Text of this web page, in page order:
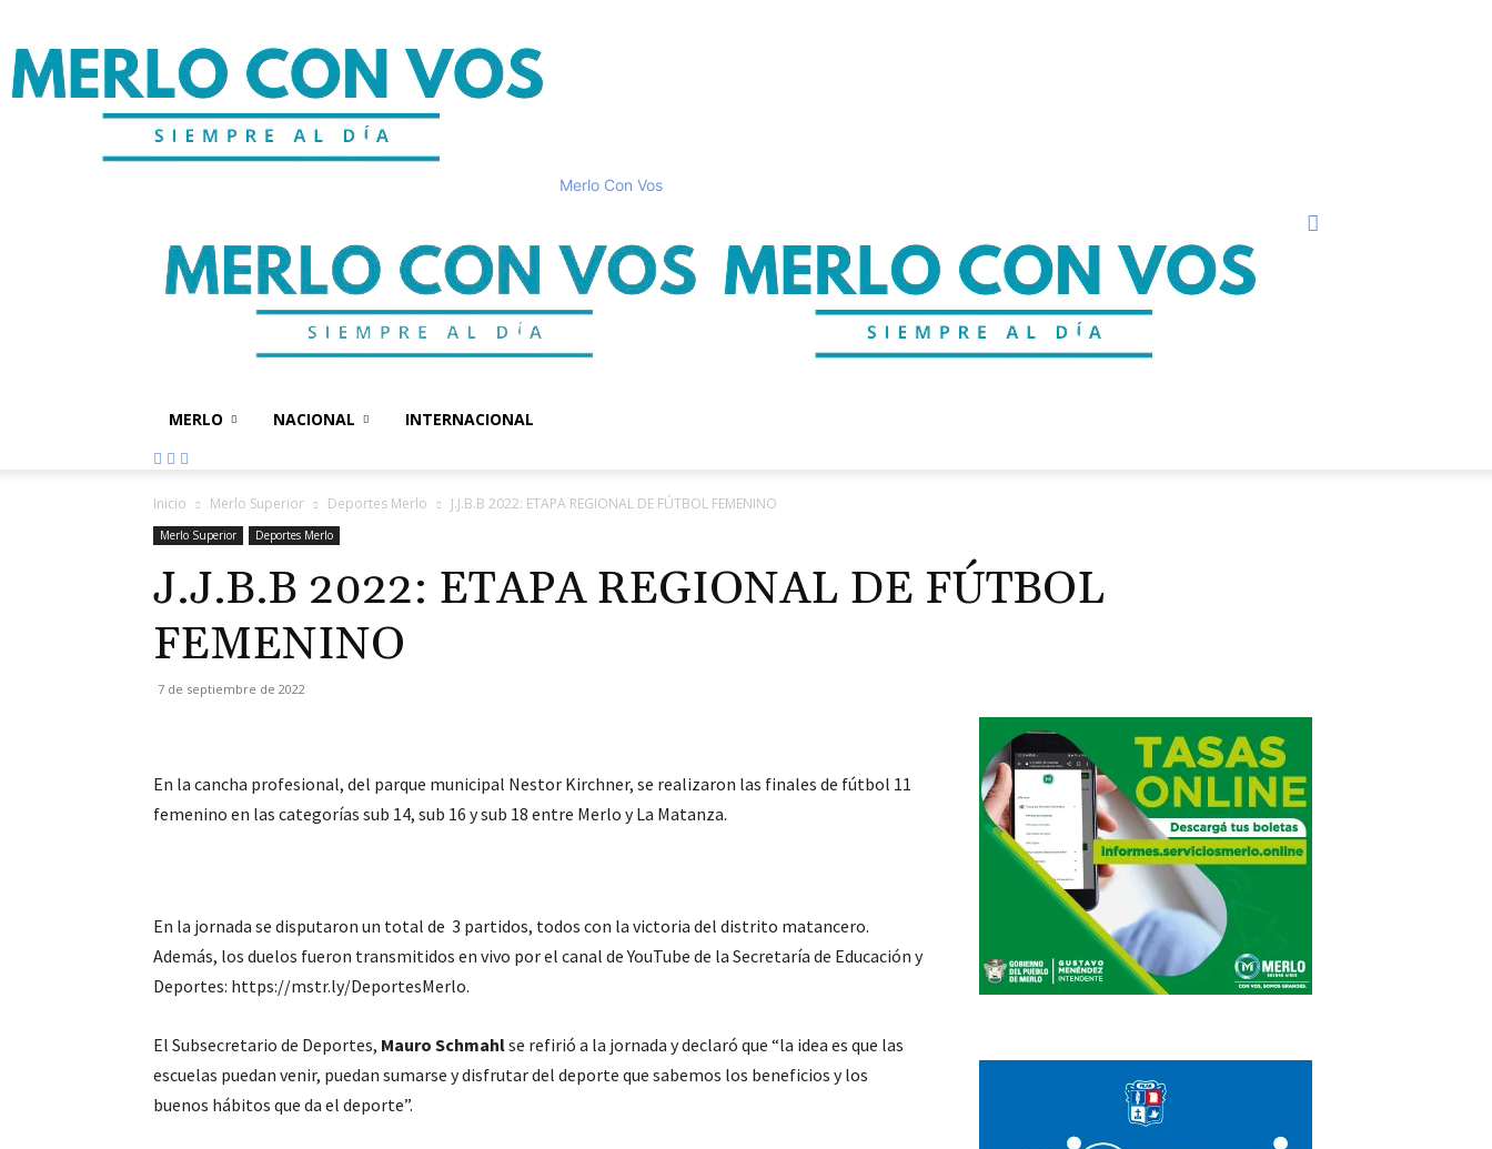
Merlo Con Vos
MERLO NACIONAL INTERNACIONAL
Inicio Merlo Superior Deportes Merlo J.J.B.B 2022: ETAPA REGIONAL DE FÚTBOL FEMENINO
Merlo Superior Deportes Merlo
J.J.B.B 2022: ETAPA REGIONAL DE FÚTBOL
FEMENINO
7 de septiembre de 2022
En la cancha profesional, del parque municipal Nestor Kirchner, se realizaron las finales de fútbol 11
femenino en las categorías sub 14, sub 16 y sub 18 entre Merlo y La Matanza.
En la jornada se disputaron un total de 3 partidos, todos con la victoria del distrito matancero.
Además, los duelos fueron transmitidos en vivo por el canal de YouTube de la Secretaría de Educación y
Deportes: https://mstr.ly/DeportesMerlo.
El Subsecretario de Deportes, Mauro Schmahlse refirió a la jornada y declaró que “la idea es que las
escuelas puedan venir, puedan sumarse y disfrutar del deporte que sabemos los beneficios y los
buenos hábitos que da el deporte”.